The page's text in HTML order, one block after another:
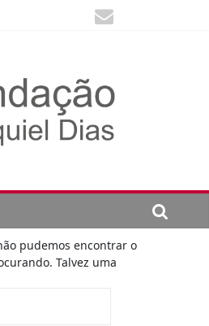
pudemos encontrar o
Talvez uma